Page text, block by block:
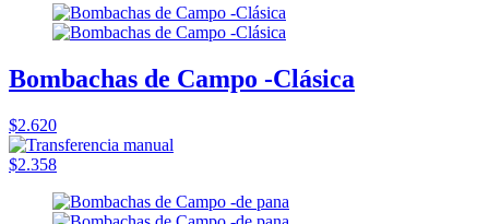
Bombachas de Campo -Clásica
$2.620
$2.358